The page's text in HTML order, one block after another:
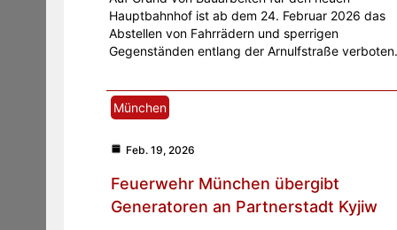
Hauptbahnhof ist ab dem 24. Februar 2026 das
Abstellen von Fahrrädern und sperrigen
Gegenständen entlang der Arnulfstraße verboten.
München
Feb. 19, 2026
Feuerwehr München übergibt
Generatoren an Partnerstadt Kyjiw